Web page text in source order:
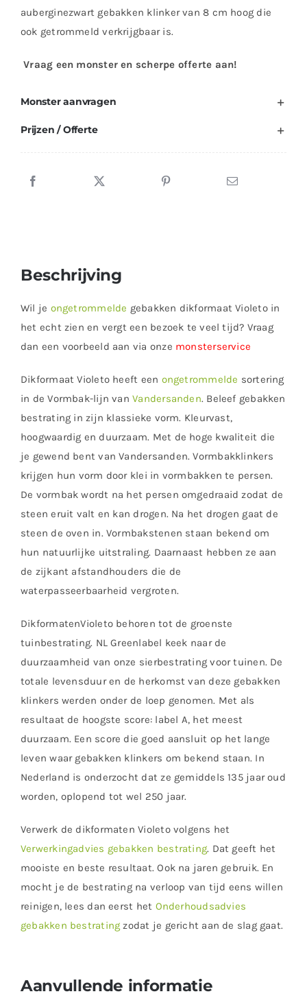
auberginezwart gebakken klinker van 8 cm hoog die
ook getrommeld verkrijgbaar is.
Vraag een monster en scherpe offerte aan!
Monster aanvragen
Prijzen / Offerte
Beschrijving
Wil je ongetrommelde gebakken dikformaat Violeto in
het echt zien en vergt een bezoek te veel tijd? Vraag
dan een voorbeeld aan via onze monsterservice
Dikformaat Violeto heeft een ongetrommelde sortering
in de Vormbak-lijn vanVandersanden. Beleef gebakken
bestrating in zijn klassieke vorm. Kleurvast,
hoogwaardig en duurzaam. Met de hoge kwaliteit die
je gewend bent van Vandersanden. Vormbakklinkers
krijgen hun vorm door klei in vormbakken te persen.
De vormbak wordt na het persen omgedraaid zodat de
steen eruit valt en kan drogen. Na het drogen gaat de
steen de oven in. Vormbakstenen staan bekend om
hun natuurlijke uitstraling. Daarnaast hebben ze aan
de zijkant afstandhouders die de
waterpasseerbaarheid vergroten.
DikformatenVioleto behoren tot de groenste
tuinbestrating. NL Greenlabel keek naar de
duurzaamheid van onze sierbestrating voor tuinen. De
totale levensduur en de herkomst van deze gebakken
klinkers werden onder de loep genomen. Met als
resultaat de hoogste score: label A, het meest
duurzaam. Een score die goed aansluit op het lange
leven waar gebakken klinkers om bekend staan. In
Nederland is onderzocht dat ze gemiddels 135 jaar oud
worden, oplopend tot wel 250 jaar.
Verwerk de dikformaten Violeto volgens het
Verwerkingadvies gebakken bestrating. Dat geeft het
mooiste en beste resultaat. Ook na jaren gebruik. En
mocht je de bestrating na verloop van tijd eens willen
reinigen, lees dan eerst het Onderhoudsadvies
gebakken bestrating zodat je gericht aan de slag gaat.
Aanvullende informatie